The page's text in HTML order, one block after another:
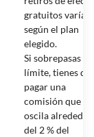
gratuitos varían
según el plan
elegido.
Si sobrepasas el
límite, tienes
pagar una
comisión que
oscila alrededor
del 2 % del